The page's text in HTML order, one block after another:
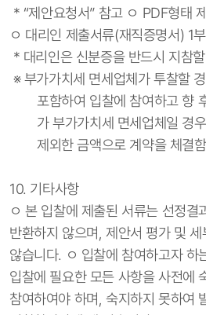
* “제안요청서” 참고 ㅇ PDF형태
ㅇ 대리인 제출서류(재직증명서) 1부
* 대리인은 신분증을 반드시 지참
※ 부가가치세 면세업체가 투찰할
포함하여 입찰에 참여하고 향
가 부가가치세 면세업체일 경
제외한 금액으로 계약을 체결함
10. 기타사항
ㅇ 본 입찰에 제출된 서류는 선정결
반환하지 않으며, 제안서 평가 및
않습니다. ㅇ 입찰에 참여하고자 하
입찰에 필요한 모든 사항을 사전에
참여하여야 하며, 숙지하지 못하여